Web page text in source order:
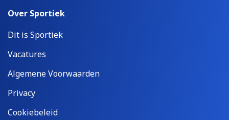
Over Sportiek
Dit is Sportiek
Vacatures
Algemene Voorwaarden
Privacy
Cookiebeleid